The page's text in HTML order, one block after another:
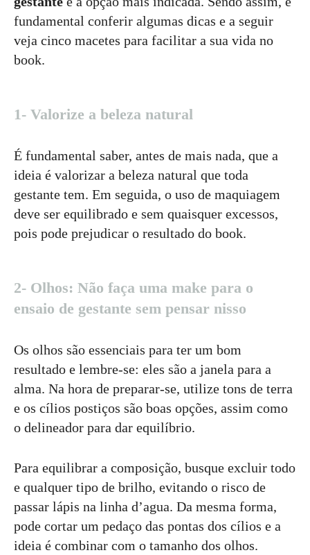
fundamental conferir algumas dicas e a seguir
veja cinco macetes para facilitar a sua vida no
book.
1- Valorize a beleza natural
É fundamental saber, antes de mais nada, que a
ideia é valorizar a beleza natural que toda
gestante tem. Em seguida, o uso de maquiagem
deve ser equilibrado e sem quaisquer excessos,
pois pode prejudicar o resultado do book.
2- Olhos: Não faça uma make para o
ensaio de gestante sem pensar nisso
Os olhos são essenciais para ter um bom
resultado e lembre-se: eles são a janela para a
alma. Na hora de preparar-se, utilize tons de terra
e os cílios postiços são boas opções, assim como
o delineador para dar equilíbrio.
Para equilibrar a composição, busque excluir todo
e qualquer tipo de brilho, evitando o risco de
passar lápis na linha d’agua. Da mesma forma,
pode cortar um pedaço das pontas dos cílios e a
ideia é combinar com o tamanho dos olhos.